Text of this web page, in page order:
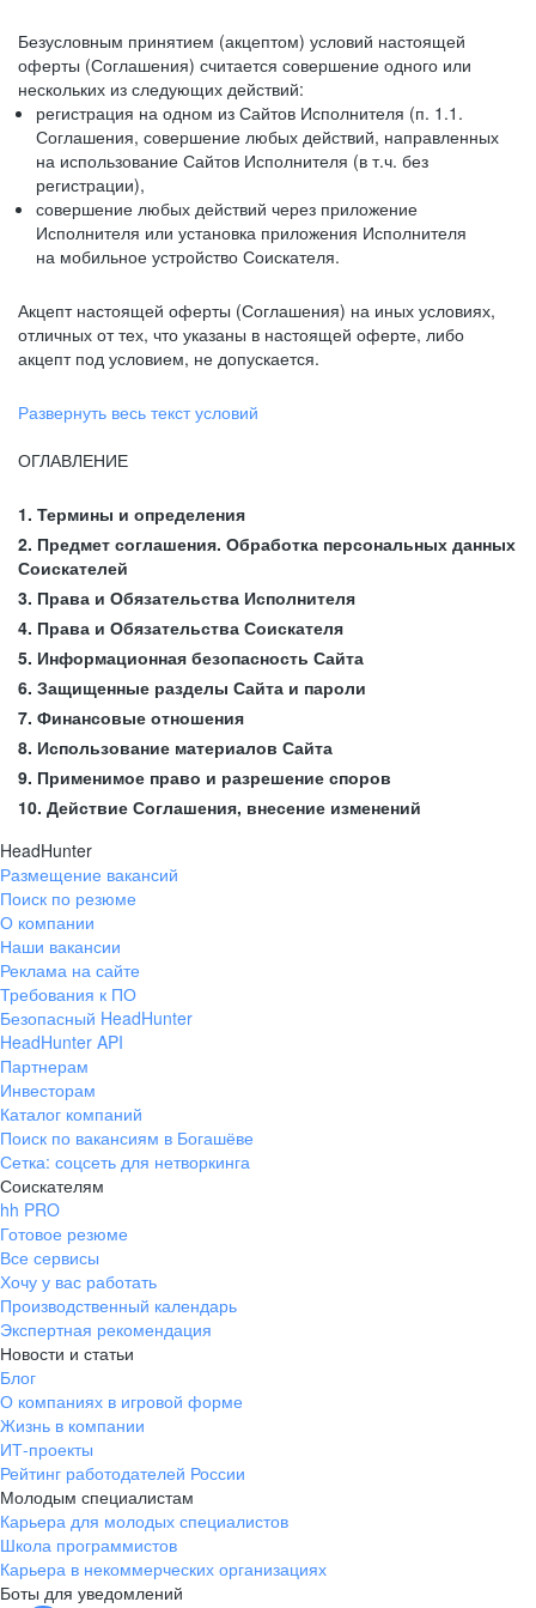
Безусловным принятием (акцептом) условий настоящей
оферты (Соглашения) считается совершение одного или
нескольких из следующих действий:
регистрация на одном из Сайтов Исполнителя (п. 1.1.
Соглашения, совершение любых действий, направленных
на использование Сайтов Исполнителя (в т.ч. без
регистрации),
совершение любых действий через приложение
Исполнителя или установка приложения Исполнителя
на мобильное устройство Соискателя.
Акцепт настоящей оферты (Соглашения) на иных условиях,
отличных от тех, что указаны в настоящей оферте, либо
акцепт под условием, не допускается.
Развернуть весь текст условий
ОГЛАВЛЕНИЕ
1. Термины и определения
2. Предмет соглашения. Обработка персональных данных
Соискателей
3. Права и Обязательства Исполнителя
4. Права и Обязательства Соискателя
5. Информационная безопасность Сайта
6. Защищенные разделы Сайта и пароли
7. Финансовые отношения
8. Использование материалов Сайта
9. Применимое право и разрешение споров
10. Действие Соглашения, внесение изменений
HeadHunter
Размещение вакансий
Поиск по резюме
О компании
Наши вакансии
Реклама на сайте
Требования к ПО
Безопасный HeadHunter
HeadHunter API
Партнерам
Инвесторам
Каталог компаний
Поиск по вакансиям в Богашёве
Сетка: соцсеть для нетворкинга
Соискателям
hh PRO
Готовое резюме
Все сервисы
Хочу у вас работать
Производственный календарь
Экспертная рекомендация
Новости и статьи
Блог
О компаниях в игровой форме
Жизнь в компании
ИТ-проекты
Рейтинг работодателей России
Молодым специалистам
Карьера для молодых специалистов
Школа программистов
Карьера в некоммерческих организациях
Боты для уведомлений